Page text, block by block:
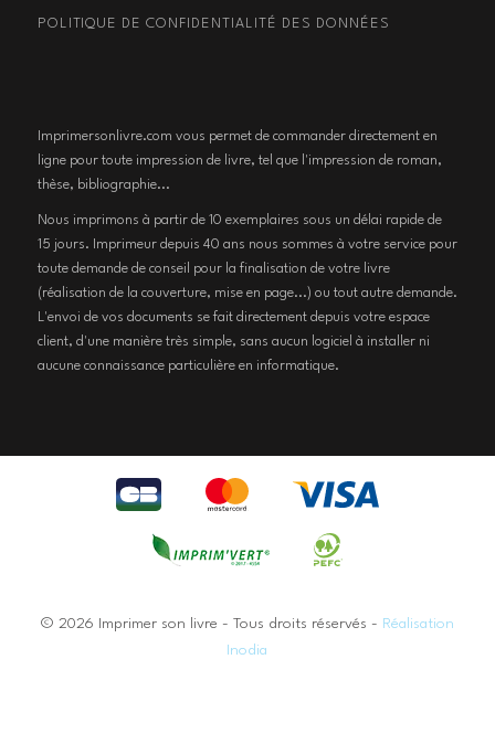
POLITIQUE DE CONFIDENTIALITÉ DES DONNÉES
Imprimersonlivre.com vous permet de commander directement en
ligne pour toute impression de livre, tel que l'impression de roman,
thèse, bibliographie...
Nous imprimons à partir de 10 exemplaires sous un délai rapide de
15 jours. Imprimeur depuis 40 ans nous sommes à votre service pour
toute demande de conseil pour la finalisation de votre livre
(réalisation de la couverture, mise en page...) ou tout autre demande.
L'envoi de vos documents se fait directement depuis votre espace
client, d'une manière très simple, sans aucun logiciel à installer ni
aucune connaissance particulière en informatique.
© 2026 Imprimer son livre - Tous droits réservés - Réalisation
Inodia